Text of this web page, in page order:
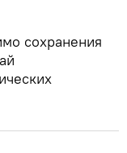
сохранения